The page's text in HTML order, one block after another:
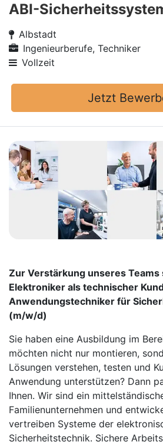
ABI-
Albstadt
Ingenieurberufe, Techniker
Vollzeit
Jetzt
Zur Verstärkung unseres Teams
Elektroniker als technischer
Anwendungstechniker für
(m/w/d)
Sie haben eine Ausbildung im
möchten nicht nur montieren,
Lösungen verstehen, testen und
Anwendung unterstützen? Dann
Ihnen. Wir sind ein
Familienunternehmen und
vertreiben Systeme der
Sicherheitstechnik. Sichere